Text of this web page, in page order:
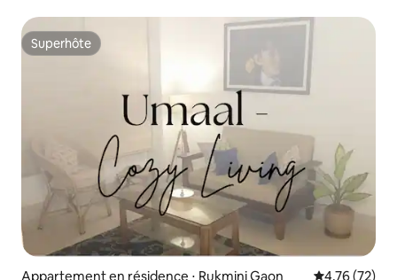
Superhôte
Superhôte
Appartement en résidence ⋅ Rukmini Gaon Évaluation
4,76 (72)